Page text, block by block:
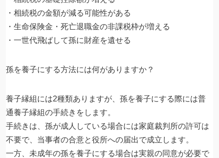
・相続税の金額が減る可能性がある
・生命保険金・死亡退職金の非課税枠が増える
・一世代飛ばして孫に財産を遺せる
孫を養子にする方法には何がありますか？
養子縁組には2種類ありますが、孫を養子にする際には普
通養子縁組の手続きをします。
手続きは、孫が成人している場合には家庭裁判所の許可は
不要で、当事者の合意と役所への届出で成立します。
一方、未成年の孫を養子にする場合は実親の同意が必要で